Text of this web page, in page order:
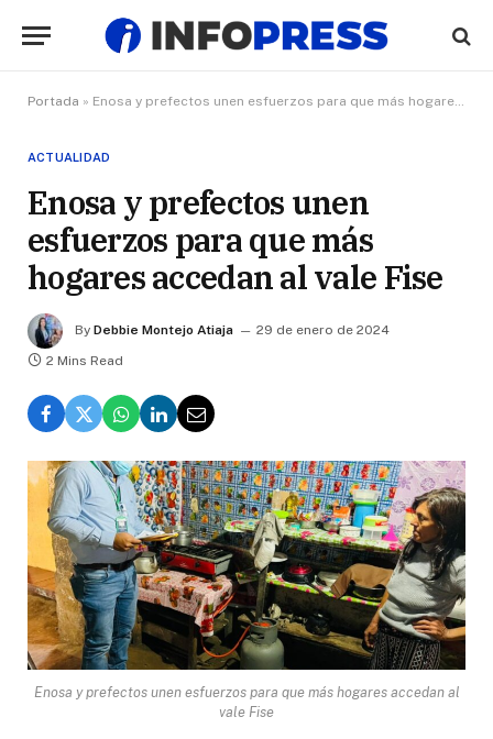
Portada » Enosa y prefectos unen esfuerzos para que más hogares accedan al vale Fise
ACTUALIDAD
Enosa y prefectos unen
esfuerzos para que más
hogares accedan al vale Fise
By Debbie Montejo Atiaja
29 de enero de 2024
2 Mins Read
Enosa y prefectos unen esfuerzos para que más hogares accedan al
vale Fise